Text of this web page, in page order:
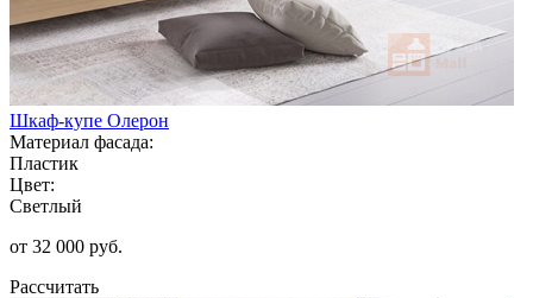
Шкаф-купе Олерон
Материал фасада:
Пластик
Цвет:
Светлый
от 32 000 руб.
Рассчитать